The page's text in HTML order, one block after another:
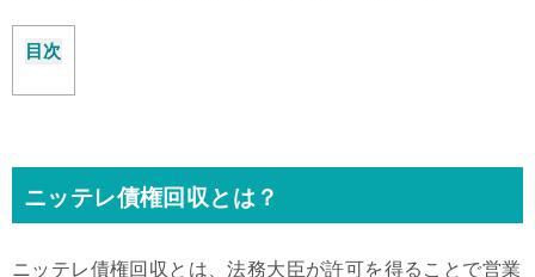
目次
ニッテレ債権回収とは？
ニッテレ債権回収とは、法務大臣が許可を得ることで営業